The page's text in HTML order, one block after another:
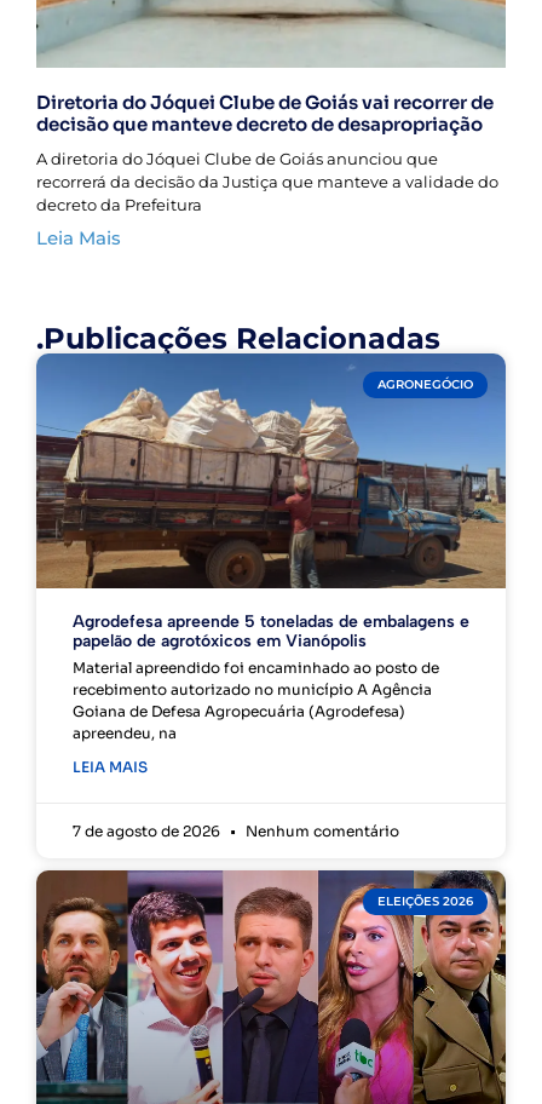
Diretoria do Jóquei Clube de Goiás vai recorrer de
decisão que manteve decreto de desapropriação
A diretoria do Jóquei Clube de Goiás anunciou que
recorrerá da decisão da Justiça que manteve a validade do
decreto da Prefeitura
Leia Mais
.Publicações Relacionadas
AGRONEGÓCIO
Agrodefesa apreende 5 toneladas de embalagens e
papelão de agrotóxicos em Vianópolis
Material apreendido foi encaminhado ao posto de
recebimento autorizado no município A Agência
Goiana de Defesa Agropecuária (Agrodefesa)
apreendeu, na
LEIA MAIS
7 de agosto de 2026 Nenhum comentário
ELEIÇÕES 2026